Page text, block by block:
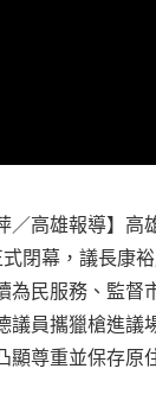
／高雄報導】
閉幕，議長康
為民服務、監督
議員攜獵槍進議
顯尊重並保存原